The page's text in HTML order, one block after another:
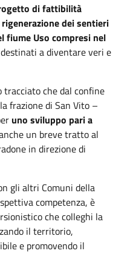
di fattibilità
dei sentieri
fiume Uso compresi nel
a diventare veri e
tracciato che dal confine
frazione di San Vito –
uno sviluppo pari a
un breve tratto al
in direzione di
gli altri Comuni della
competenza, è
che colleghi la
il territorio,
e promovendo il